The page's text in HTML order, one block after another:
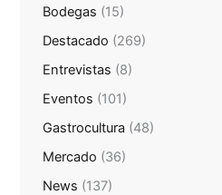
Bodegas (15)
Destacado (269)
Entrevistas (8)
Eventos (101)
Gastrocultura (48)
Mercado (36)
News (137)